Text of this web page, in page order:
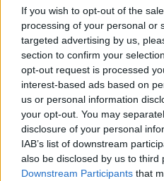
If you wish to opt-out of the
processing of your personal or
targeted advertising by us,
section to confirm your
opt-out request is processed
interest-based ads based on
us or personal information
your opt-out. You may
disclosure of your personal
IAB’s list of downstream
also be disclosed by us to third
Downstream Participants that
07.08.2026 - Bosch Powertrain
48.400 Kč • příspěvek na
07.08.2026 -Bosch Powertrain
48.400 Kč • náborový bonus
okres Jihlava)
06.08.2026 -Bosch Powertrain
Kč • náborový bonus 50.000
Jihlava)
06.08.2026 -
Bosch Powertrain
týdenní zálohy na mzdu 2.000
06.08.2026 -Bosch Powertrain
48.400 Kč • náborový bonus
... další nabídky zaměstnání